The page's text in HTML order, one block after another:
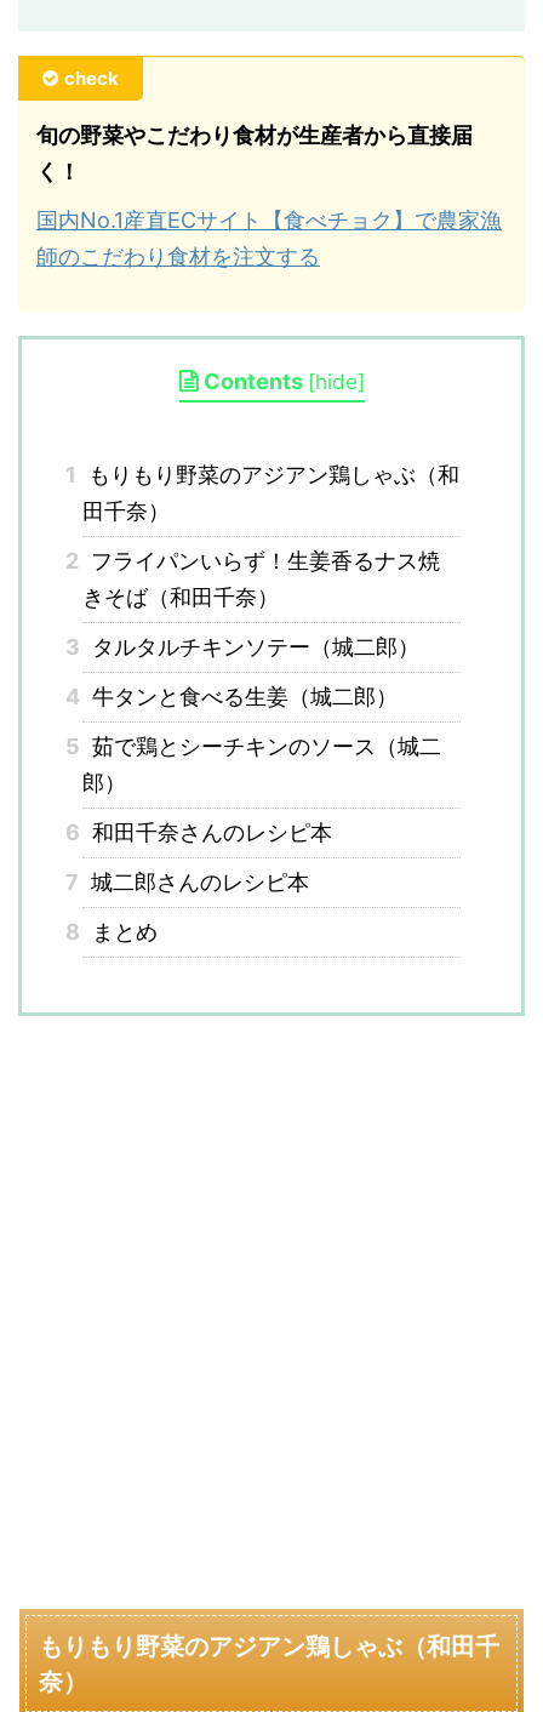
check
旬の野菜やこだわり食材が生産者から直接届
く！
国内No.1産直ECサイト【食べチョク】で農家漁
師のこだわり食材を注文する
Contents [hide]
1
もりもり野菜のアジアン鶏しゃぶ（和
田千奈）
2
フライパンいらず！生姜香るナス焼
きそば（和田千奈）
3
タルタルチキンソテー（城二郎）
4 牛タンと食べる生姜（城二郎）
5 茹で鶏とシーチキンのソース（城二
郎）
6 和田千奈さんのレシピ本
7 城二郎さんのレシピ本
8
まとめ
もりもり野菜のアジアン鶏しゃぶ（和田千
奈）